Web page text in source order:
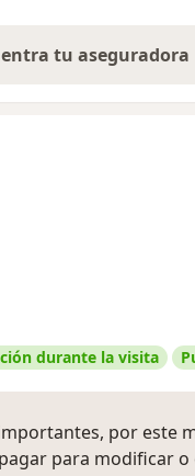
tu aseguradora
durante la visita
por este
para modificar